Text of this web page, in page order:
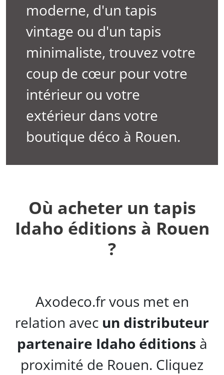
moderne, d'un tapis
vintage ou d'un tapis
minimaliste, trouvez votre
coup de cœur pour votre
intérieur ou votre
extérieur dans votre
boutique déco à Rouen.
Où acheter un tapis
Idaho éditions à Rouen
?
Axodeco.fr vous met en
relation avec un distributeur
partenaire Idaho éditions à
proximité de Rouen. Cliquez